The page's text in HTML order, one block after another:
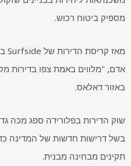
מספיק ביטוח רכוש.
אדם, "מלווים באמת צפו בדירות
באזור דאלאס.
שוק הדירות בפלורידה ספג מכה
בשל דרישות חדשות של המדינה
תקינים מבחינה מבנית.